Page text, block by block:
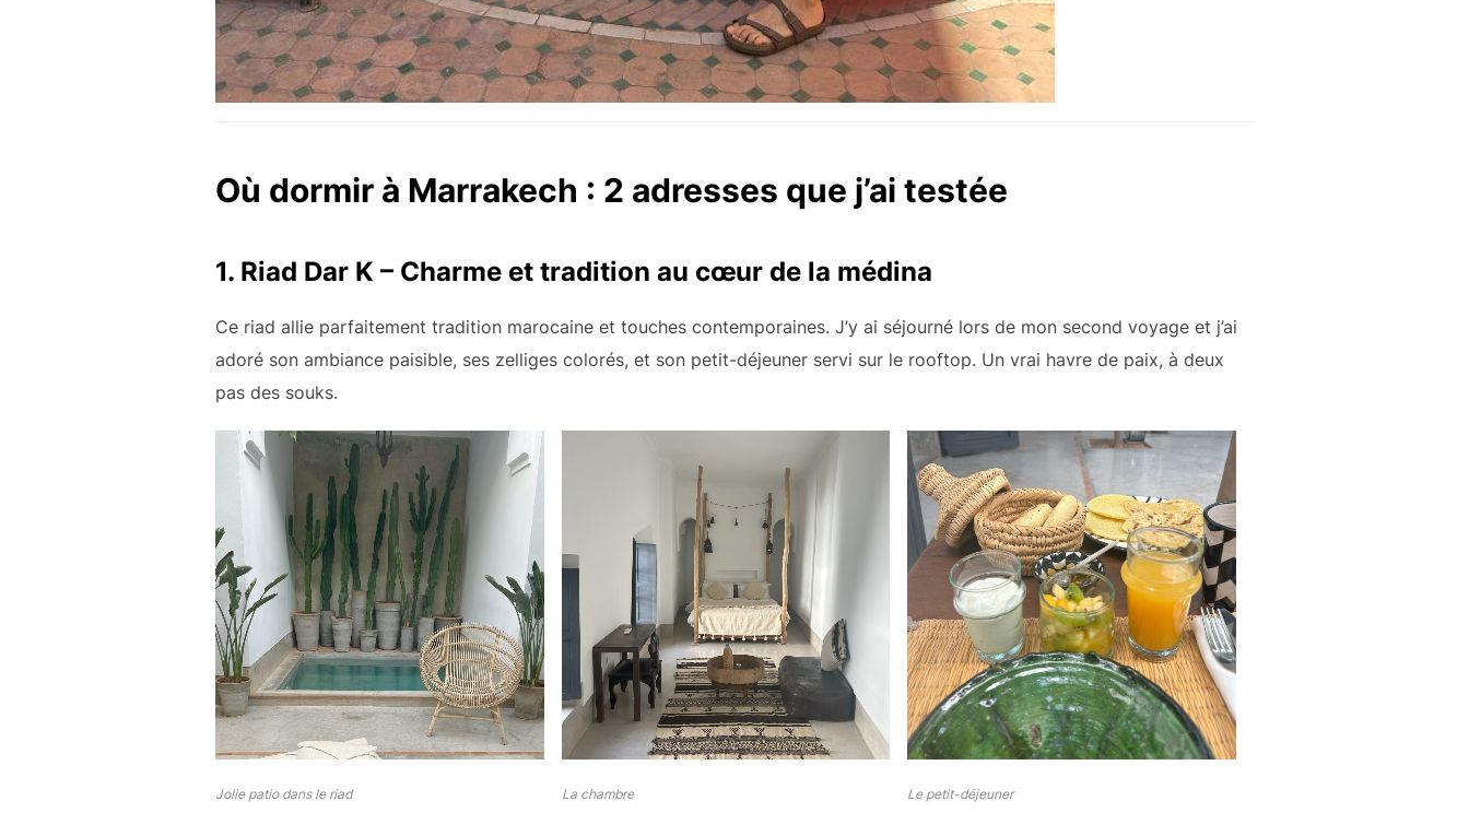
Où dormir à Marrakech : 2 adresses que j’ai testée
1. Riad Dar K – Charme et tradition au cœur de la médina
Ce riad allie parfaitement tradition marocaine et touches contemporaines. J’y ai séjourné lors de mon second voyage et j’ai
adoré son ambiance paisible, ses zelliges colorés, et son petit-déjeuner servi sur le rooftop. Un vrai havre de paix, à deux
pas des souks.
Jolie patio dans le riad La chambre Le petit-déjeuner